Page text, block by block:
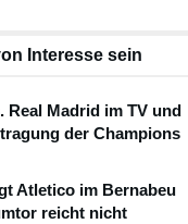
Interesse sein
Real Madrid im TV und
der Champions
Atletico im Bernabeu
reicht nicht